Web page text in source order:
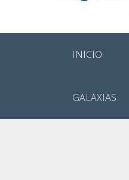
INICIO
GALAXIAS